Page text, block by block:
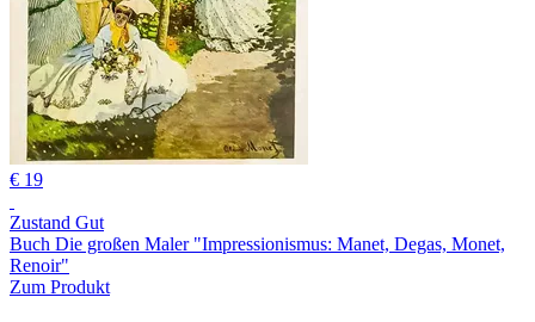
€ 19
Zustand Gut
Buch Die großen Maler "Impressionismus: Manet, Degas, Monet,
Renoir"
Zum Produkt